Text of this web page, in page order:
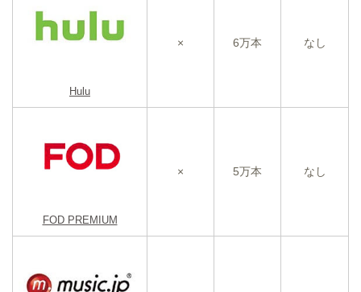
Hulu
× 6万本 なし
FOD PREMIUM
× 5万本 なし